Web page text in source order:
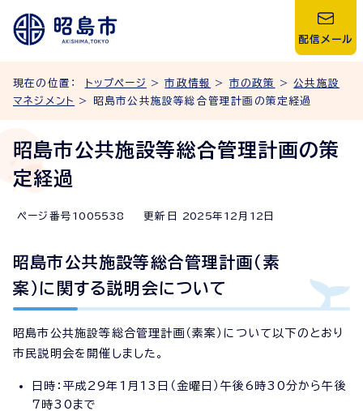
配信メール
現在の位置： トップページ >市政情報 > 市の政策 >公共施設
マネジメント
> 昭島市公共施設等総合管理計画の策定経過
昭島市公共施設等総合管理計画の策
定経過
ページ番号 1005538 更新日 2025年 12 月 12 日
昭島市公共施設等総合管理計画（素
案）に関する説明会について
昭島市公共施設等総合管理計画（素案）について以下のとおり
市民説明会を開催しました。
日時：平成29年1月13日（金曜日）午後6時30分から午後
7時30まで